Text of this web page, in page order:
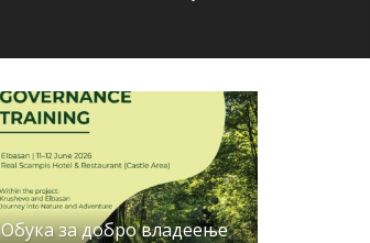
Обука за добро владеење